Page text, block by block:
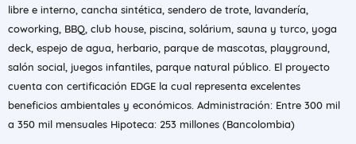
libre e interno, cancha sintética, sendero de trote, lavandería,
coworking, BBQ, club house, piscina, solárium, sauna y turco, yoga
deck, espejo de agua, herbario, parque de mascotas, playground,
salón social, juegos infantiles, parque natural público. El proyecto
cuenta con certificación EDGE la cual representa excelentes
beneficios ambientales y económicos. Administración: Entre 300 mil
a 350 mil mensuales Hipoteca: 253 millones (Bancolombia)